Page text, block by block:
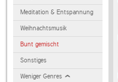
Meditation & Entspannung
Weihnachtsmusik
Bunt gemischt
Sonstiges
Weniger Genres